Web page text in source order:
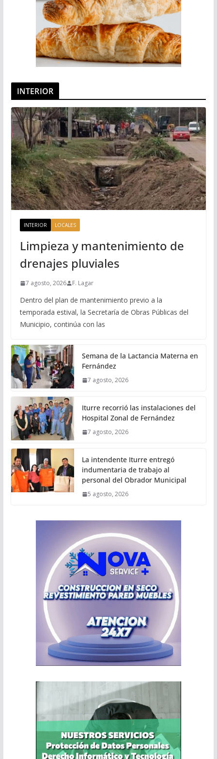
INTERIOR
INTERIOR LOCALES
Limpieza y mantenimiento de
drenajes pluviales
7 agosto, 2026 F. Lagar
Dentro del plan de mantenimiento previo a la
temporada estival, la Secretaría de Obras Públicas del
Municipio, continúa con las
Semana de la Lactancia Materna en
Fernández
7 agosto, 2026
Iturre recorrió las instalaciones del
Hospital Zonal de Fernández
7 agosto, 2026
La intendente Iturre entregó
indumentaria de trabajo al
personal del Obrador Municipal
5 agosto, 2026